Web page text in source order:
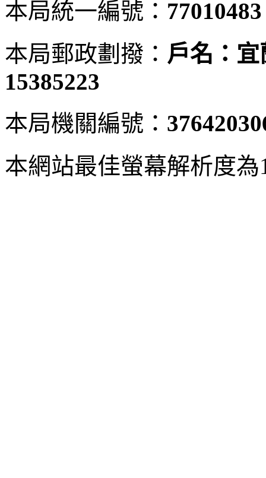
本局統一編號： 77010483
本局郵政劃撥： 戶名：
15385223
本局機關編號：
本網站最佳螢幕解析度